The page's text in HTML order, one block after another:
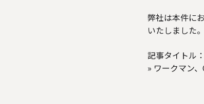
弊社は本件に
いたしました。
記事タイトル：
» ワークマン